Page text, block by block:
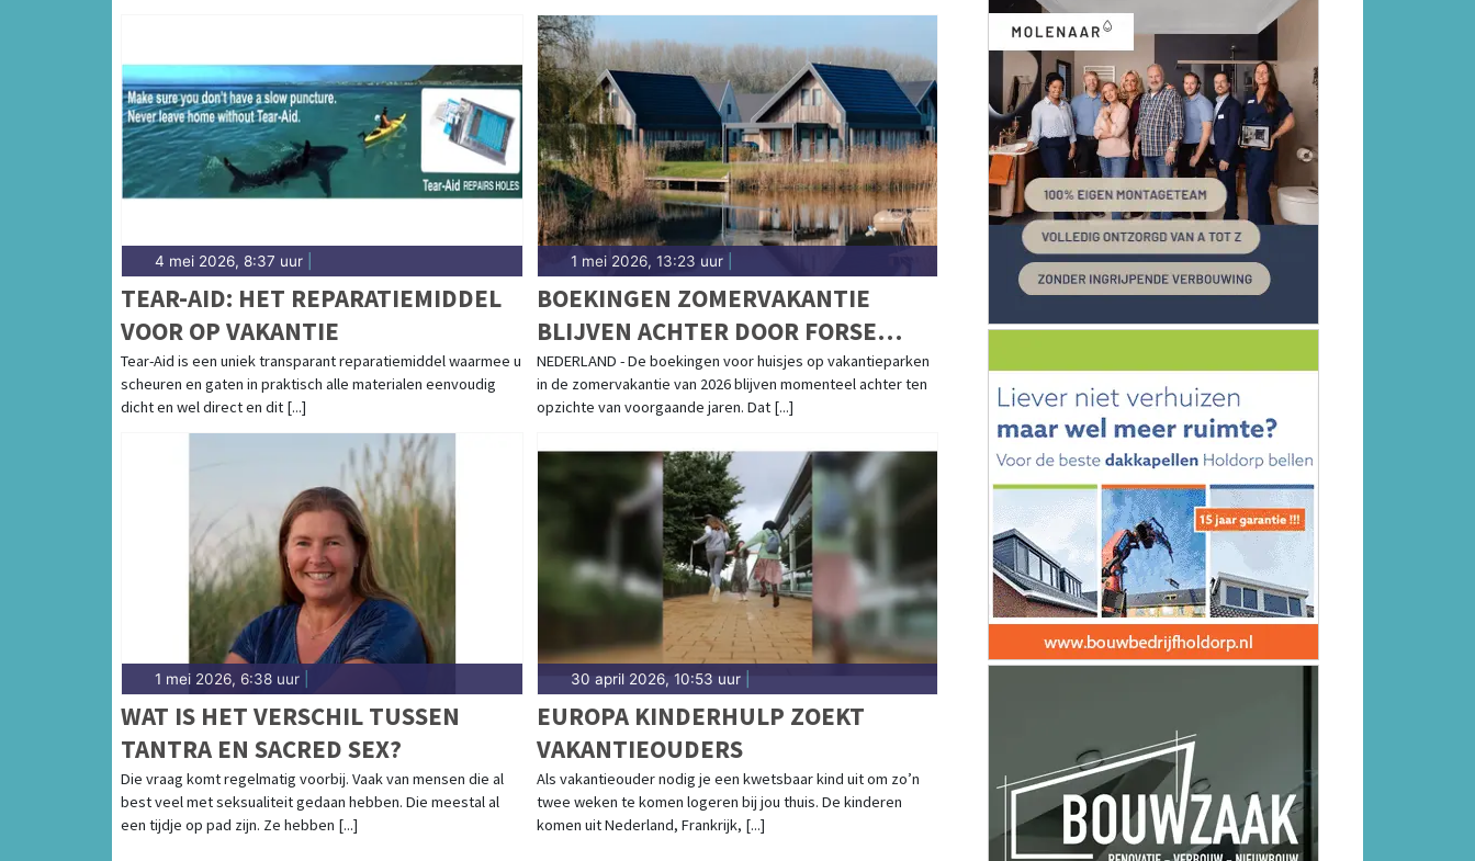
4 mei 2026, 8:37 uur
TEAR-AID: HET REPARATIEMIDDEL
VOOR OP VAKANTIE
Tear-Aid is een uniek transparant reparatiemiddel waarmee u
scheuren en gaten in praktisch alle materialen eenvoudig
dicht en wel direct en dit [...]
1 mei 2026, 13:23 uur|
BOEKINGEN ZOMERVAKANTIE
BLIJVEN ACHTER DOOR FORSE
PRIJZEN – LAST-MINUTE EXPLOSIE
VERWACHT
NEDERLAND - De boekingen voor huisjes op vakantieparken
in de zomervakantie van 2026 blijven momenteel achter ten
opzichte van voorgaande jaren. Dat [...]
1 mei 2026, 6:38 uur
WAT IS HET VERSCHIL TUSSEN
TANTRA EN SACRED SEX?
Die vraag komt regelmatig voorbij. Vaak van mensen die al
best veel met seksualiteit gedaan hebben. Die meestal al
een tijdje op pad zijn. Ze hebben [...]
30 april 2026, 10:53 uur|
EUROPA KINDERHULP ZOEKT
VAKANTIEOUDERS
Als vakantieouder nodig je een kwetsbaar kind uit om zo’n
twee weken te komen logeren bij jou thuis. De kinderen
komen uit Nederland, Frankrijk, [...]